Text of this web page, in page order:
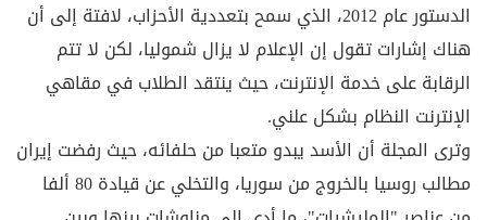
الدستور عام 2012، الذي سمح بتعددية الأحزاب، لافتة إلى أن
هناك إشارات تقول إن الإعلام لا يزال شموليا، لكن لا تتم
الرقابة على خدمة الإنترنت، حيث ينتقد الطلاب في مقاهي
الإنترنت النظام بشكل علني.
وترى المجلة أن الأسد يبدو متعبا من حلفائه، حيث رفضت إيران
مطالب روسيا بالخروج من سوريا، والتخلي عن قيادة 80 ألفا